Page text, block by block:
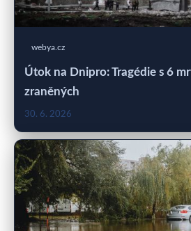
webya.cz
Útok na Dnipro: Tragédie s 6
zraněných
30. 6. 2026